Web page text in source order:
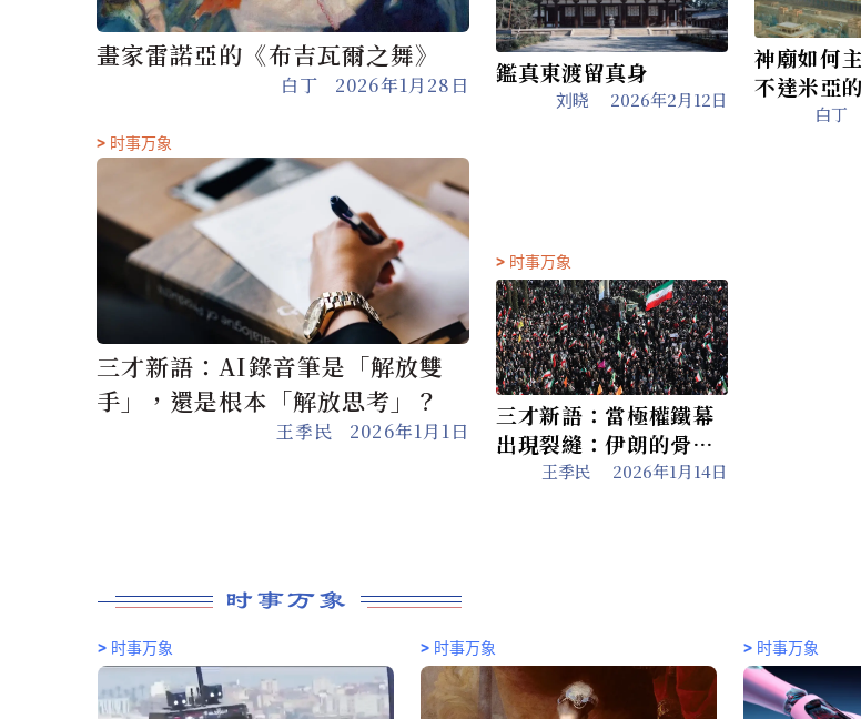
畫家雷諾亞的《布吉瓦爾之舞》
白丁 2026年1月28日
> 时事万象
三才新語：AI錄音筆是「解放雙
手」，還是根本「解放思考」？
王季民 2026年1月1日
鑑真東渡留真身
刘晓 2026年2月12日
神廟如何
不達米亞
白丁
> 时事万象
三才新語：當極權鐵幕
出現裂縫：伊朗的骨牌
王季民 2026年1月14日
时事万象
> 时事万象 > 时事万象 > 时事万象